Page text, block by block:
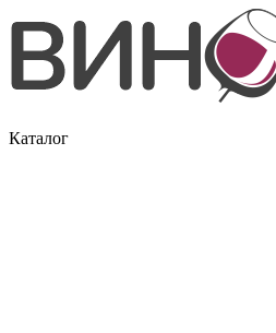
Каталог